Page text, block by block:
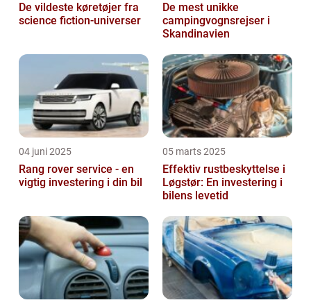
De vildeste køretøjer fra
science fiction-universer
De mest unikke
campingvognsrejser i
Skandinavien
04 juni 2025
Rang rover service - en
vigtig investering i din bil
05 marts 2025
Effektiv rustbeskyttelse i
Løgstør: En investering i
bilens levetid